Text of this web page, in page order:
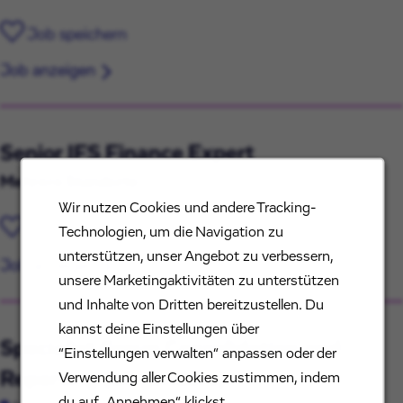
Wir nutzen Cookies und andere Tracking-
Technologien, um die Navigation zu
unterstützen, unser Angebot zu verbessern,
unsere Marketingaktivitäten zu unterstützen
und Inhalte von Dritten bereitzustellen. Du
kannst deine Einstellungen über
“Einstellungen verwalten“ anpassen oder der
Verwendung aller Cookies zustimmen, indem
Job speichern
Job anzeigen
Senior IFS Finance Expert
Mehrere Standorte
Job speichern
Job anzeigen
Specialist Group Consolidation and
Reporting (all genders)